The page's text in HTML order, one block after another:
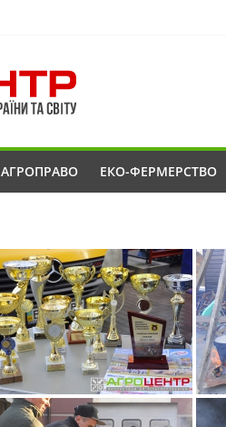
АГРОПРАВО ЕКО-ФЕРМЕРСТВО